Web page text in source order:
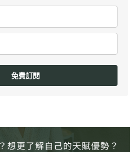
免費訂閱